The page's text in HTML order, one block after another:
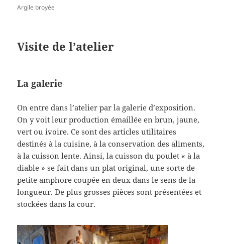
Argile broyée
Visite de l’atelier
La galerie
On entre dans l’atelier par la galerie d’exposition.
On y voit leur production émaillée en brun, jaune,
vert ou ivoire. Ce sont des articles utilitaires
destinés à la cuisine, à la conservation des aliments,
à la cuisson lente. Ainsi, la cuisson du poulet « à la
diable » se fait dans un plat original, une sorte de
petite amphore coupée en deux dans le sens de la
longueur. De plus grosses pièces sont présentées et
stockées dans la cour.